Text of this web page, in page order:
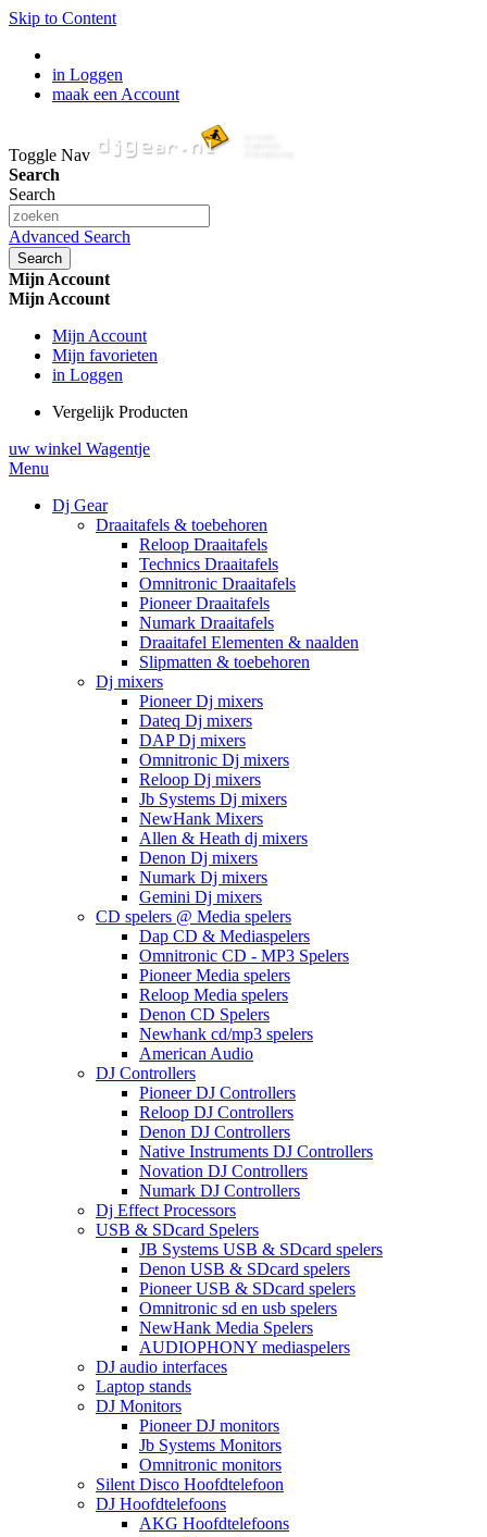
Skip to Content
in Loggen
maak een Account
Toggle Nav
Search
Search
Advanced Search
Search
Mijn Account
Mijn Account
Mijn Account
Mijn favorieten
in Loggen
Vergelijk Producten
uw winkel Wagentje
Menu
Dj Gear
Draaitafels & toebehoren
Reloop Draaitafels
Technics Draaitafels
Omnitronic Draaitafels
Pioneer Draaitafels
Numark Draaitafels
Draaitafel Elementen & naalden
Slipmatten & toebehoren
Dj mixers
Pioneer Dj mixers
Dateq Dj mixers
DAP Dj mixers
Omnitronic Dj mixers
Reloop Dj mixers
Jb Systems Dj mixers
NewHank Mixers
Allen & Heath dj mixers
Denon Dj mixers
Numark Dj mixers
Gemini Dj mixers
CD spelers @ Media spelers
Dap CD & Mediaspelers
Omnitronic CD - MP3 Spelers
Pioneer Media spelers
Reloop Media spelers
Denon CD Spelers
Newhank cd/mp3 spelers
American Audio
DJ Controllers
Pioneer DJ Controllers
Reloop DJ Controllers
Denon DJ Controllers
Native Instruments DJ Controllers
Novation DJ Controllers
Numark DJ Controllers
Dj Effect Processors
USB & SDcard Spelers
JB Systems USB & SDcard spelers
Denon USB & SDcard spelers
Pioneer USB & SDcard spelers
Omnitronic sd en usb spelers
NewHank Media Spelers
AUDIOPHONY mediaspelers
DJ audio interfaces
Laptop stands
DJ Monitors
Pioneer DJ monitors
Jb Systems Monitors
Omnitronic monitors
Silent Disco Hoofdtelefoon
DJ Hoofdtelefoons
AKG Hoofdtelefoons